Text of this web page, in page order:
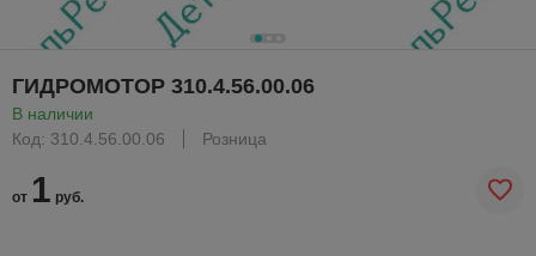
ГИДРОМОТОР 310.4.56.00.06
В наличии
Код: 310.4.56.00.06
Розница
от 1 руб.